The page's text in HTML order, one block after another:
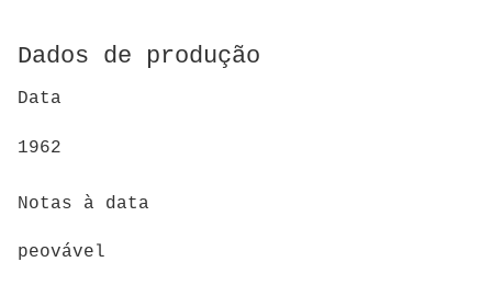
Dados de produção
Data
1962
Notas à data
peovável